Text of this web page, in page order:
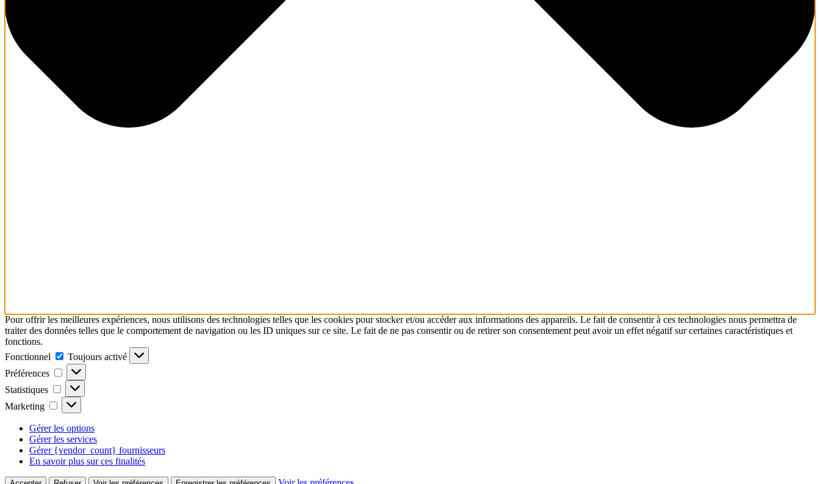
Pour offrir les meilleures expériences, nous utilisons des technologies telles que les cookies pour stocker et/ou accéder aux informations des appareils. Le fait de consentir à ces technologies nous permettra de
traiter des données telles que le comportement de navigation ou les ID uniques sur ce site. Le fait de ne pas consentir ou de retirer son consentement peut avoir un effet négatif sur certaines caractéristiques et
fonctions.
Fonctionnel
Fonctionnel
Toujours activé
Préférences
Préférences
Statistiques Statistiques
Marketing Marketing
Gérer les options
Gérer les services
Gérer {vendor_count} fournisseurs
En savoir plus sur ces finalités